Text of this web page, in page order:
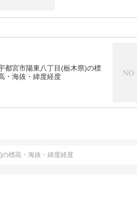
都宮市陽東八丁目(栃木県)の標
・海抜・緯度経度
標高・海抜・緯度経度